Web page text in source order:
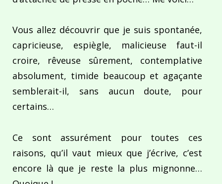
Vous allez découvrir que je suis spontanée,
capricieuse, espiègle, malicieuse faut-il
croire, rêveuse sûrement, contemplative
absolument, timide beaucoup et agaçante
semblerait-il, sans aucun doute, pour
certains…
Ce sont assurément pour toutes ces
raisons, qu’il vaut mieux que j’écrive, c’est
encore là que je reste la plus mignonne…